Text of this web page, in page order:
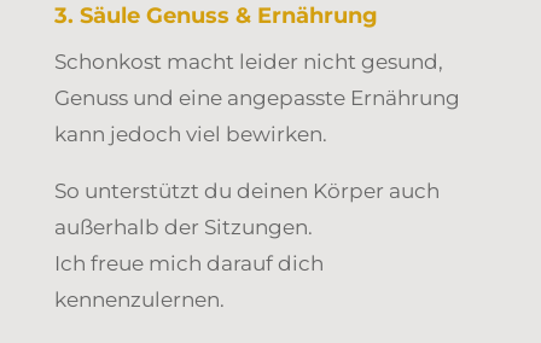
3. Säule Genuss & Ernährung
Schonkost macht leider nicht gesund,
Genuss und eine angepasste Ernährung
kann jedoch viel bewirken.
So unterstützt du deinen Körper auch
außerhalb der Sitzungen.
Ich freue mich darauf dich
kennenzulernen.